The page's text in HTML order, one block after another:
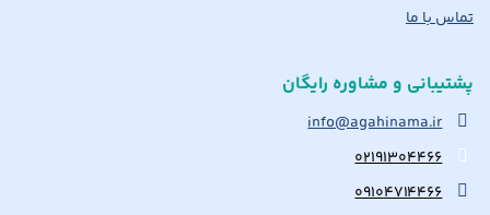
تماس با ما
پشتیبانی و مشاوره رایگان
info@agahinama.ir
۰۲۱۹۱۳۰۴۴۶۶
۰۹۱۰۴۷۱۴۴۶۶